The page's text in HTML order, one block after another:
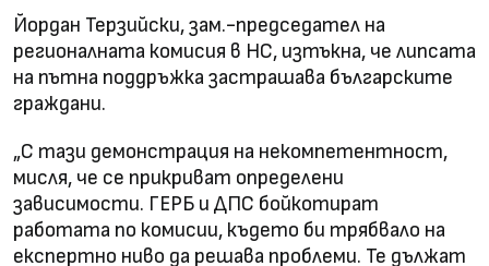
Йордан Терзийски, зам.-председател на
регионалната комисия в НС, изтъкна, че липсата
на пътна поддръжка застрашава българските
граждани.
„С тази демонстрация на некомпетентност,
мисля, че се прикриват определени
зависимости. ГЕРБ и ДПС бойкотират
работата по комисии, където би трябвало на
експертно ниво да решава проблеми. Те дължат